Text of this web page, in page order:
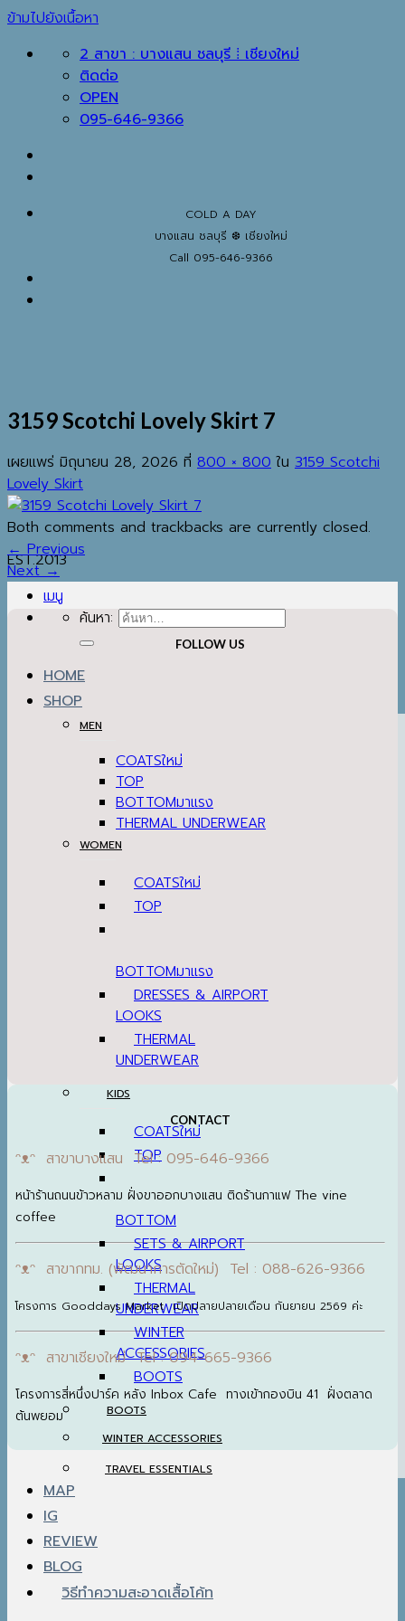
ข้ามไปยังเนื้อหา
2 สาขา : บางแสน ชลบุรี ⁞ เชียงใหม่
ติดต่อ
OPEN
095-646-9366
COLD A DAY
บางแสน ชลบุรี ❆ เชียงใหม่
Call 095-646-9366
EST.2013
เมนู
ค้นหา:
HOME
SHOP
MEN
COATS
TOP
BOTTOM
THERMAL UNDERWEAR
WOMEN
COATS
TOP
LOOKS
THERMAL UNDERWEAR
COATS
TOP
BOTTOM
SETS & AIRPORT
THERMAL
UNDERWEAR
WINTER
ACCESSORIES
BOOTS
WINTER ACCESSORIES
TRAVEL ESSENTIALS
MAP
REVIEW
BLOG
MY WISHLIST
ค้นหา:
3159 Scotchi Lovely Skirt 7
เผยแพร่ มิถุนายน 28, 2026 ที่ 800 × 800 ใน 3159 Scotchi
Lovely Skirt
Both comments and trackbacks are currently closed.
←Previous
Next→
FOLLOW US
CONTACT
ᵔᴥᵔ สาขาบางแสน Tel : 095-646-9366
หน้าร้านถนนข้าวหลาม ฝั่งขาออกบางแสน ติดร้านกาแฟ The vine
coffee
ᵔᴥᵔ สาขากทม. (พัฒนาการตัดใหม่) Tel : 088-626-9366
โครงการ Gooddays Market เปิดปลายปลายเดือน กันยายน 2569 ค่ะ
ᵔᴥᵔ สาขาเชียงใหม่ Tel : 094-665-9366
โครงการสี่หนึ่งปาร์ค หลัง Inbox Cafe ทางเข้ากองบิน 41 ฝั่งตลาด
ต้นพยอม